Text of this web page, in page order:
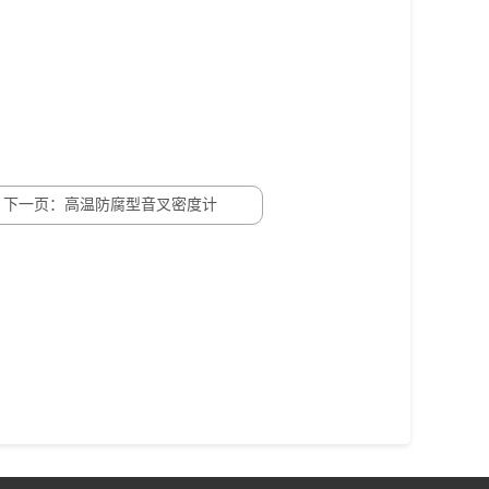
下一页：高温防腐型音叉密度计